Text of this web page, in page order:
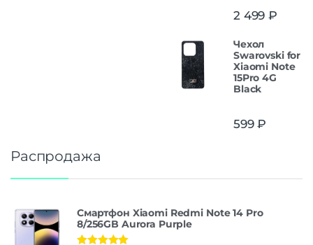
2 499 ₽
Чехол
Swarovski for
Xiaomi Note
15Pro 4G
Black
599₽
Распродажа
Смартфон Xiaomi Redmi Note 14 Pro
8/256GB Aurora Purple